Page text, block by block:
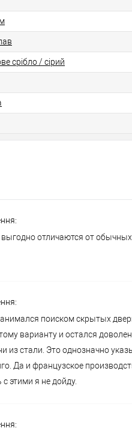
срібло / сірий
отличаются от
поиском скрытых
варианту и остался
из стали. Это однозначно
Да и французское
этими я не дойду.